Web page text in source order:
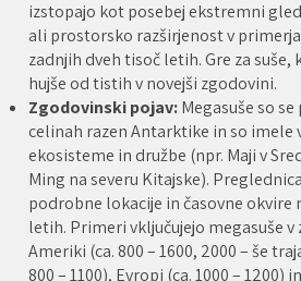
izstopajo kot posebej ekstremni
ali prostorsko razširjenost v
zadnjih dveh tisoč letih. Gre za suše,
hujše od tistih v novejši zgodovini.
Zgodovinski pojav:Megasuše so
celinah razen Antarktike in so imele
ekosisteme in družbe (npr. Maji v
Ming na severu Kitajske).
podrobne lokacije in časovne okvire
letih. Primeri vključujejo megasuše v
Ameriki (ca. 800 – 1600, 2000 – še
800 – 1100), Evropi (ca. 1000 – 1200)